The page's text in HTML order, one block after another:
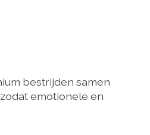
bestrijden samen
emotionele en